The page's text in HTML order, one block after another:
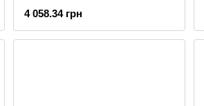
4 058.34 грн